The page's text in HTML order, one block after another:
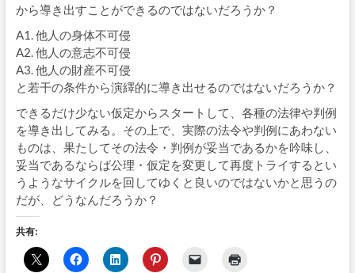
から導き出すことができるのではないだろうか？
A1. 他人の身体不可侵
A2. 他人の意志不可侵
A3. 他人の財産不可侵
と若干の条件から演繹的に導き出せるのではないだろうか？
できるだけ少ない仮定からスタートして、各種の法律や判例
を導き出してみる。その上で、実際の法令や判例にあわない
ものは、果たしてその法令・判例が妥当であるかを吟味し、
妥当であるならば公理・仮定を変更して再度トライするとい
うようなサイクルを回してゆくと良いのではないかと思うの
だが、どうなんだろうか？
共有: